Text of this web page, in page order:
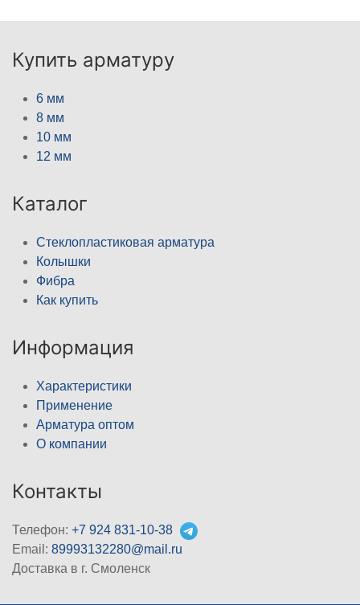
Купить арматуру
6 мм
8 мм
10 мм
12 мм
Каталог
Стеклопластиковая арматура
Колышки
Фибра
Как купить
Информация
Характеристики
Применение
Арматура оптом
О компании
Контакты
Телефон: +7 924 831-10-38
Email: 89993132280@mail.ru
Доставка в г. Смоленск